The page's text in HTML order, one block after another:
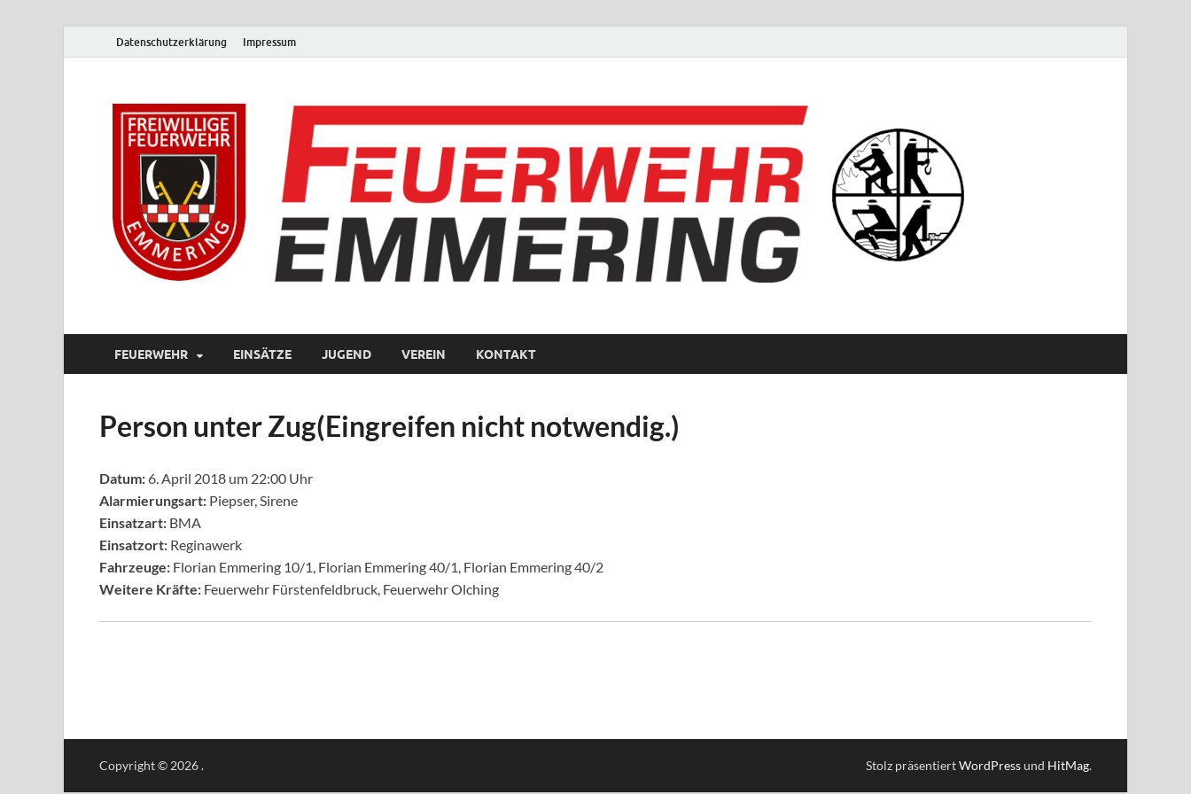
Datenschutzerklärung Impressum
FEUERWEHR EINSÄTZE JUGEND VEREIN KONTAKT
Person unter Zug(Eingreifen nicht notwendig.)
Datum: 6. April 2018 um 22:00 Uhr
Alarmierungsart: Piepser, Sirene
Einsatzart: BMA
Einsatzort: Reginawerk
Fahrzeuge: Florian Emmering 10/1, Florian Emmering 40/1, Florian Emmering 40/2
Weitere Kräfte: Feuerwehr Fürstenfeldbruck, Feuerwehr Olching
Copyright © 2026. Stolz präsentiertWordPressund HitMag.